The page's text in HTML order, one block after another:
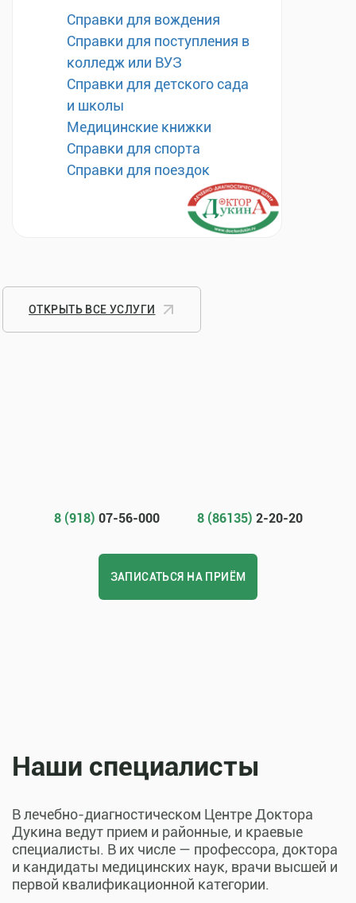
Справки для вождения
Справки для поступления в
колледж или ВУЗ
Справки для детского сада
и школы
Медицинские книжки
Справки для спорта
Справки для поездок
ОТКРЫТЬ ВСЕ УСЛУГИ
8 (918) 07-56-000 8 (86135) 2-20-20
ЗАПИСАТЬСЯ НА ПРИЁМ
Наши специалисты
В лечебно-диагностическом Центре Доктора
Дукина ведут прием и районные, и краевые
специалисты. В их числе — профессора, доктора
и кандидаты медицинских наук, врачи высшей и
первой квалификационной категории.